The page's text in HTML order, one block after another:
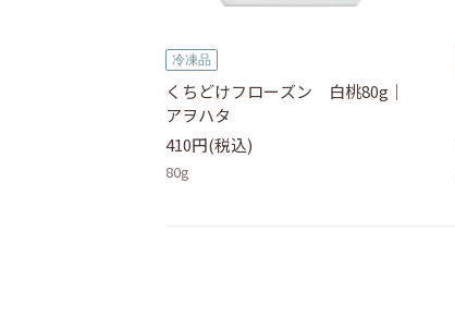
冷凍品
くちどけフローズン 白桃80g｜
アヲハタ
410円(税込)
80g